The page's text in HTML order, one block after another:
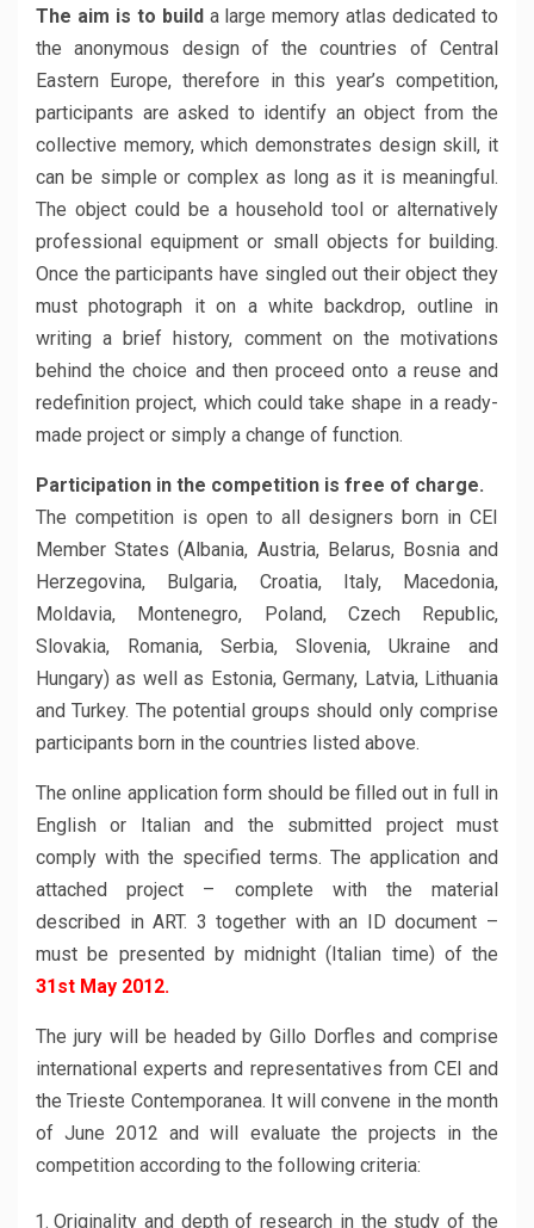
The aim is to builda large memory atlas dedicated to
the anonymous design of the countries of Central
Eastern Europe, therefore in this year’s competition,
participants are asked to identify an object from the
collective memory, which demonstrates design skill, it
can be simple or complex as long as it is meaningful.
The object could be a household tool or alternatively
professional equipment or small objects for building.
Once the participants have singled out their object they
must photograph it on a white backdrop, outline in
writing a brief history, comment on the motivations
behind the choice and then proceed onto a reuse and
redefinition project, which could take shape in a ready-
made project or simply a change of function.
Participation in the competition is free of charge.
The competition is open to all designers born in CEI
Member States (Albania, Austria, Belarus, Bosnia and
Herzegovina, Bulgaria, Croatia, Italy, Macedonia,
Moldavia, Montenegro, Poland, Czech Republic,
Slovakia, Romania, Serbia, Slovenia, Ukraine and
Hungary) as well as Estonia, Germany, Latvia, Lithuania
and Turkey. The potential groups should only comprise
participants born in the countries listed above.
The online application form should be filled out in full in
English or Italian and the submitted project must
comply with the specified terms. The application and
attached project – complete with the material
described in ART. 3 together with an ID document –
must be presented by midnight (Italian time) of the
31st May 2012.
The jury will be headed by Gillo Dorfles and comprise
international experts and representatives from CEI and
the Trieste Contemporanea. It will convene in the month
of June 2012 and will evaluate the projects in the
competition according to the following criteria:
Originality and depth of research in the study of the